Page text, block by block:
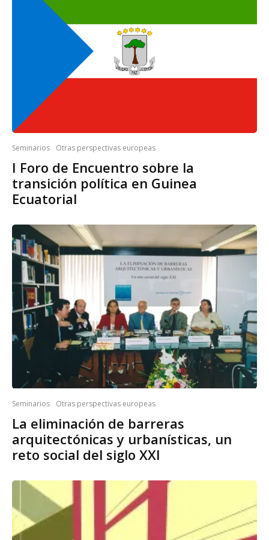
Seminarios Otras perspectivas europeas
I Foro de Encuentro sobre la
transición política en Guinea
Ecuatorial
Seminarios Otras perspectivas europeas
La eliminación de barreras
arquitectónicas y urbanísticas, un
reto social del siglo XXI